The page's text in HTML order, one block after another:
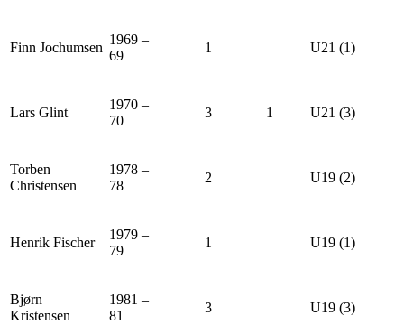
Finn Jochumsen
1969 –
69
1 U21 (1)
Lars Glint
1970 –
70
3 1 U21 (3)
Torben
Christensen
1978 –
78
2 U19 (2)
Henrik Fischer
1979 –
79
1 U19 (1)
Bjørn
Kristensen
1981 –
81
3 U19 (3)